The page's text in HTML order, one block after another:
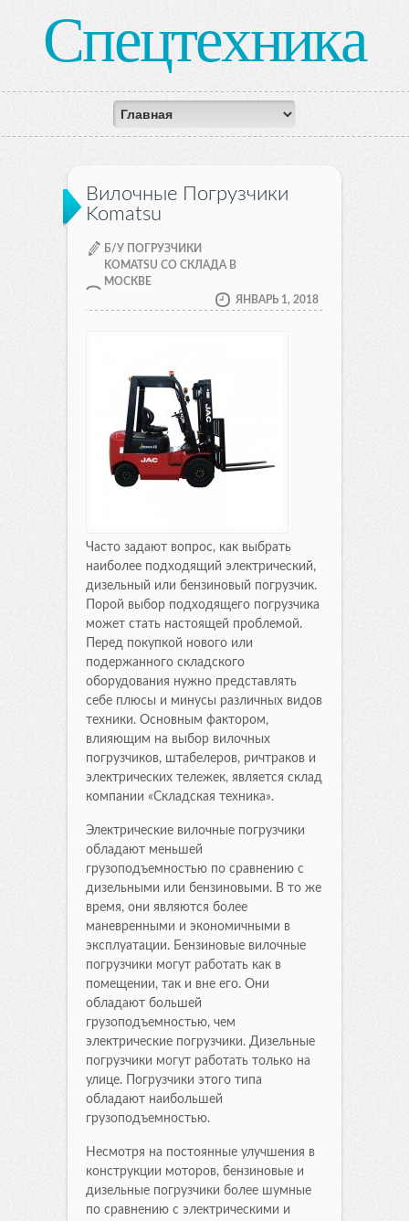
Спецтехника
Вилочные Погрузчики
Komatsu
Б/У ПОГРУЗЧИКИ
KOMATSU СО СКЛАДА В
МОСКВЕ
ЯНВАРЬ 1, 2018
Часто задают вопрос, как выбрать
наиболее подходящий электрический,
дизельный или бензиновый погрузчик.
Порой выбор подходящего погрузчика
может стать настоящей проблемой.
Перед покупкой нового или
подержанного складского
оборудования нужно представлять
себе плюсы и минусы различных видов
техники. Основным фактором,
влияющим на выбор вилочных
погрузчиков, штабелеров, ричтраков и
электрических тележек, является склад
компании «Складская техника».
Электрические вилочные погрузчики
обладают меньшей
грузоподъемностью по сравнению с
дизельными или бензиновыми. В то же
время, они являются более
маневренными и экономичными в
эксплуатации. Бензиновые вилочные
погрузчики могут работать как в
помещении, так и вне его. Они
обладают большей
грузоподъемностью, чем
электрические погрузчики. Дизельные
погрузчики могут работать только на
улице. Погрузчики этого типа
обладают наибольшей
грузоподъемностью.
Несмотря на постоянные улучшения в
конструкции моторов, бензиновые и
дизельные погрузчики более шумные
по сравнению с электрическими и